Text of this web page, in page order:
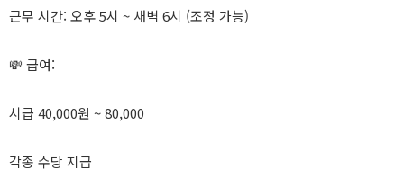
근무 시간: 오후 5시 ~ 새벽 6시 (조정 가능)
💸 급여:
시급 40,000원 ~ 80,000
각종 수당 지급